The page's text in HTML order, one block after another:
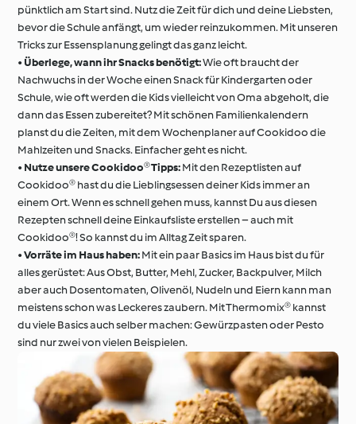
pünktlich am Start sind. Nutz die Zeit für dich und deine Liebsten,
bevor die Schule anfängt, um wieder reinzukommen. Mit unseren
Tricks zur Essensplanung gelingt das ganz leicht.
• Überlege, wann ihr Snacks benötigt:Wie oft braucht der
Nachwuchs in der Woche einen Snack für Kindergarten oder
Schule, wie oft werden die Kids vielleicht von Oma abgeholt, die
dann das Essen zubereitet? Mit schönen Familienkalendern
planst du die Zeiten, mit dem Wochenplaner auf Cookidoo die
Mahlzeiten und Snacks. Einfacher geht es nicht.
• Nutze unsere Cookidoo® Tipps:Mit den Rezeptlisten auf
Cookidoo® hast du die Lieblingsessen deiner Kids immer an
einem Ort. Wenn es schnell gehen muss, kannst Du aus diesen
Rezepten schnell deine Einkaufsliste erstellen – auch mit
Cookidoo®! So kannst du im Alltag Zeit sparen.
•Vorräte im Haus haben:Mit ein paar Basics im Haus bist du für
alles gerüstet: Aus Obst, Butter, Mehl, Zucker, Backpulver, Milch
aber auch Dosentomaten, Olivenöl, Nudeln und Eiern kann man
meistens schon was Leckeres zaubern. Mit Thermomix® kannst
du viele Basics auch selber machen: Gewürzpasten oder Pesto
sind nur zwei von vielen Beispielen.